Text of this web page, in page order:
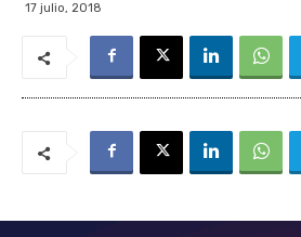
17 julio, 2018